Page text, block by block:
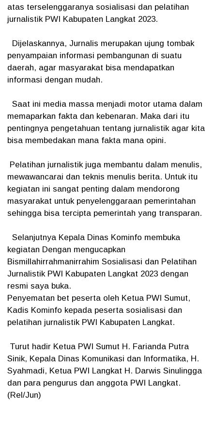
atas terselenggaranya sosialisasi dan pelatihan
jurnalistik PWI Kabupaten Langkat 2023.
Dijelaskannya, Jurnalis merupakan ujung tombak
penyampaian informasi pembangunan di suatu
daerah, agar masyarakat bisa mendapatkan
informasi dengan mudah.
Saat ini media massa menjadi motor utama dalam
memaparkan fakta dan kebenaran. Maka dari itu
pentingnya pengetahuan tentang jurnalistik agar kita
bisa membedakan mana fakta mana opini.
Pelatihan jurnalistik juga membantu dalam menulis,
mewawancarai dan teknis menulis berita. Untuk itu
kegiatan ini sangat penting dalam mendorong
masyarakat untuk penyelenggaraan pemerintahan
sehingga bisa tercipta pemerintah yang transparan.
Selanjutnya Kepala Dinas Kominfo membuka
kegiatan Dengan mengucapkan
Bismillahirrahmanirrahim Sosialisasi dan Pelatihan
Jurnalistik PWI Kabupaten Langkat 2023 dengan
resmi saya buka.
Penyematan bet peserta oleh Ketua PWI Sumut,
Kadis Kominfo kepada peserta sosialisasi dan
pelatihan jurnalistik PWI Kabupaten Langkat.
Turut hadir Ketua PWI Sumut H. Farianda Putra
Sinik, Kepala Dinas Komunikasi dan Informatika, H.
Syahmadi, Ketua PWI Langkat H. Darwis Sinulingga
dan para pengurus dan anggota PWI Langkat.
(Rel/Jun)